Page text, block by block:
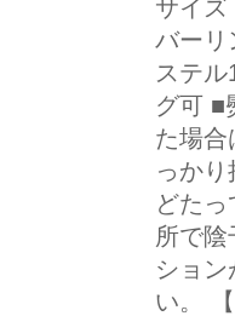
サイ
バー
ステ
グ可 ■
た場合
っか
どた
所で
ショ
い。